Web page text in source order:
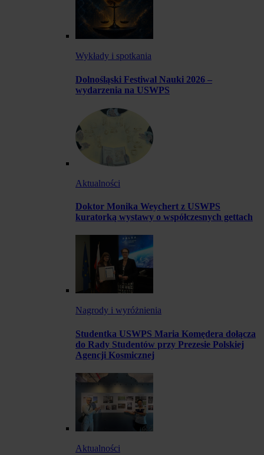
Wykłady i spotkania
Dolnośląski Festiwal Nauki 2026 –
wydarzenia na USWPS
Aktualności
Doktor Monika Weychert z USWPS
kuratorką wystawy o współczesnych gettach
Nagrody i wyróżnienia
Studentka USWPS Maria Komędera dołącza
do Rady Studentów przy Prezesie Polskiej
Agencji Kosmicznej
Aktualności